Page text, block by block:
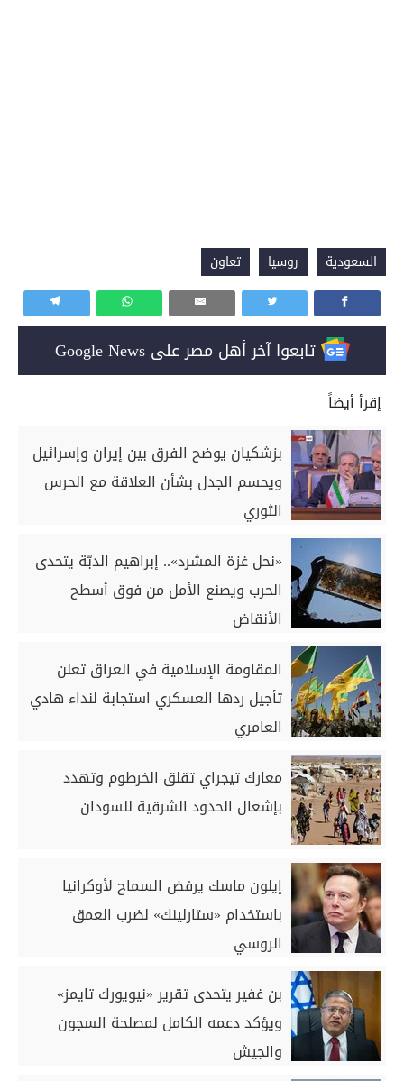
السعودية روسيا تعاون
تابعوا آخر أهل مصر على Google News
إقرأ أيضاً
بزشكيان يوضح الفرق بين إيران وإسرائيل
ويحسم الجدل بشأن العلاقة مع الحرس
الثوري
«نحل غزة المشرد».. إبراهيم الدبّة يتحدى
الحرب ويصنع الأمل من فوق أسطح
الأنقاض
المقاومة الإسلامية في العراق تعلن
تأجيل ردها العسكري استجابة لنداء هادي
العامري
معارك تيجراي تقلق الخرطوم وتهدد
بإشعال الحدود الشرقية للسودان
إيلون ماسك يرفض السماح لأوكرانيا
باستخدام «ستارلينك» لضرب العمق
الروسي
بن غفير يتحدى تقرير «نيويورك تايمز»
ويؤكد دعمه الكامل لمصلحة السجون
والجيش